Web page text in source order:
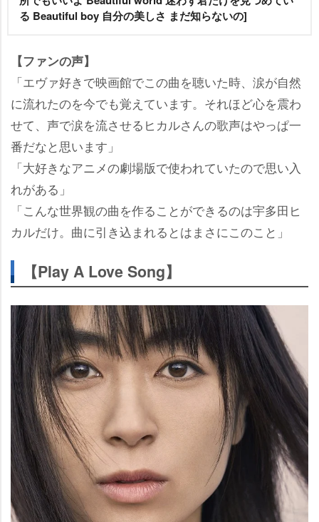
る Beautiful boy 自分の美しさ まだ知らないの]
【ファンの声】
「エヴァ好きで映画館でこの曲を聴いた時、涙が自然
に流れたのを今でも覚えています。それほど心を震わ
せて、声で涙を流させるヒカルさんの歌声はやっぱ一
番だなと思います」
「大好きなアニメの劇場版で使われていたので思い入
れがある」
「こんな世界観の曲を作ることができるのは宇多田ヒ
カルだけ。曲に引き込まれるとはまさにこのこと」
【Play A Love Song】